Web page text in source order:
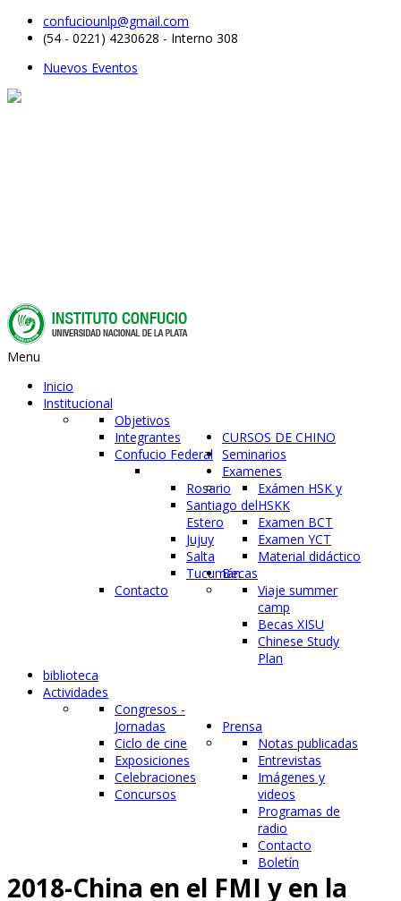
confuciounlp@gmail.com
(54 - 0221) 4230628 - Interno 308
Nuevos Eventos
Menu
Inicio
Institucional
Objetivos
Integrantes
Confucio Federal
Rosario
Santiago del
Estero
Jujuy
Salta
Tucumán
Contacto
CURSOS DE CHINO
Seminarios
Examenes
Exámen HSK y
HSKK
Examen BCT
Examen YCT
Material didáctico
Becas
Viaje summer
camp
Becas XISU
Chinese Study
Plan
biblioteca
Actividades
Congresos -
Jornadas
Ciclo de cine
Exposiciones
Celebraciones
Concursos
Prensa
Notas publicadas
Entrevistas
Imágenes y
videos
Programas de
radio
Contacto
Boletín
2018-China en el FMI y en la